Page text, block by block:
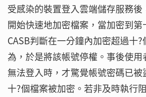
受感染的裝置登入雲端儲存服務
開始快速地加密檔案，當加密到第
CASB判斷在一分鐘內加密超過十
為，於是將該帳號停權。事後使
無法登入時，才驚覺帳號密碼已
十?個檔案被加密。若非及時執行